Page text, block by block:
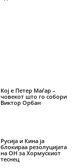
Кој е Петер Маѓар –
човекот што го собори
Виктор Орбан
Русија и Кина ја
блокираа резолуцијата
на ОН за Хормускиот
теснец